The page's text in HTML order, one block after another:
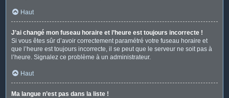
Haut
J’ai changé mon fuseau horaire et l’heure est toujours incorrecte !
Si vous êtes sûr d’avoir correctement paramétré votre fuseau horaire et
que l’heure est toujours incorrecte, il se peut que le serveur ne soit pas à
l’heure. Signalez ce problème à un administrateur.
Haut
Ma langue n’est pas dans la liste !